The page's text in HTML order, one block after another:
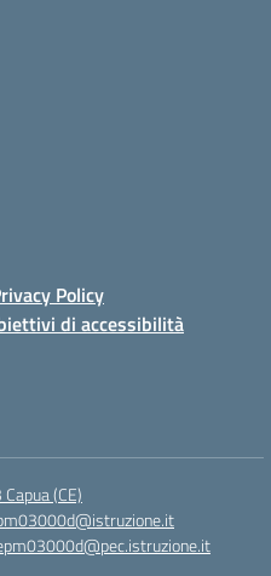
Policy
di accessibilità
(CE)